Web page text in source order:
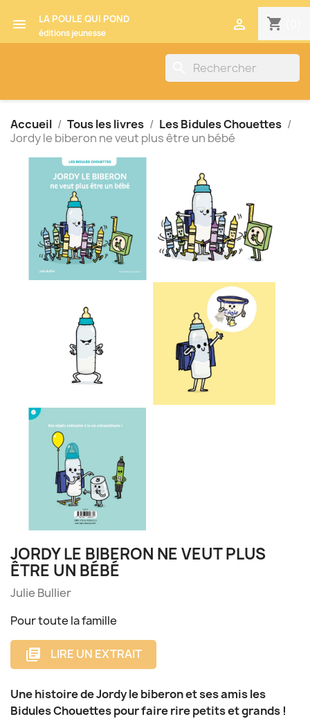
 LA POULE QUI POND
éditions jeunesse
shopping_cart

Accueil Tous les livres
Les Bidules Chouettes
Jordy le biberon ne veut plus être un bébé
JORDY LE BIBERON NE VEUT PLUS
ÊTRE UN BÉBÉ
Julie Bullier
Pour toute la famille
library_books LIRE UN EXTRAIT
Une histoire de Jordy le biberon et ses amis les
Bidules Chouettes pour faire rire petits et grands !